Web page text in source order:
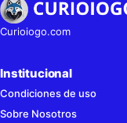
Curioiogo.com
Institucional
Condiciones de uso
Sobre Nosotros